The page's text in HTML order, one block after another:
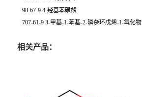
98-67-9 4-羟基苯磺酸
707-61-9 3-甲基-1-苯基-2-磷杂环戊烯-1-氧化物
相关产品：